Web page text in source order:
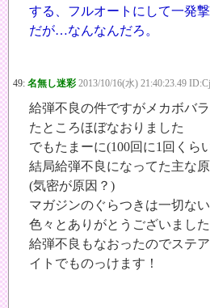
する、フルオートにして一発
だが…なんなんだろ。
49: 名無し迷彩 2013/10/16(水) 21:40:23.49
給弾不良の件ですがメカボバ
たところほぼなおりました
でもたまーに(100回に1回くら
結局給弾不良になってた主な
(気密が原因？)
マガジンのぐらつきは一切な
色々とありがとうございました
給弾不良もなおったのでステ
イトでものっけます！